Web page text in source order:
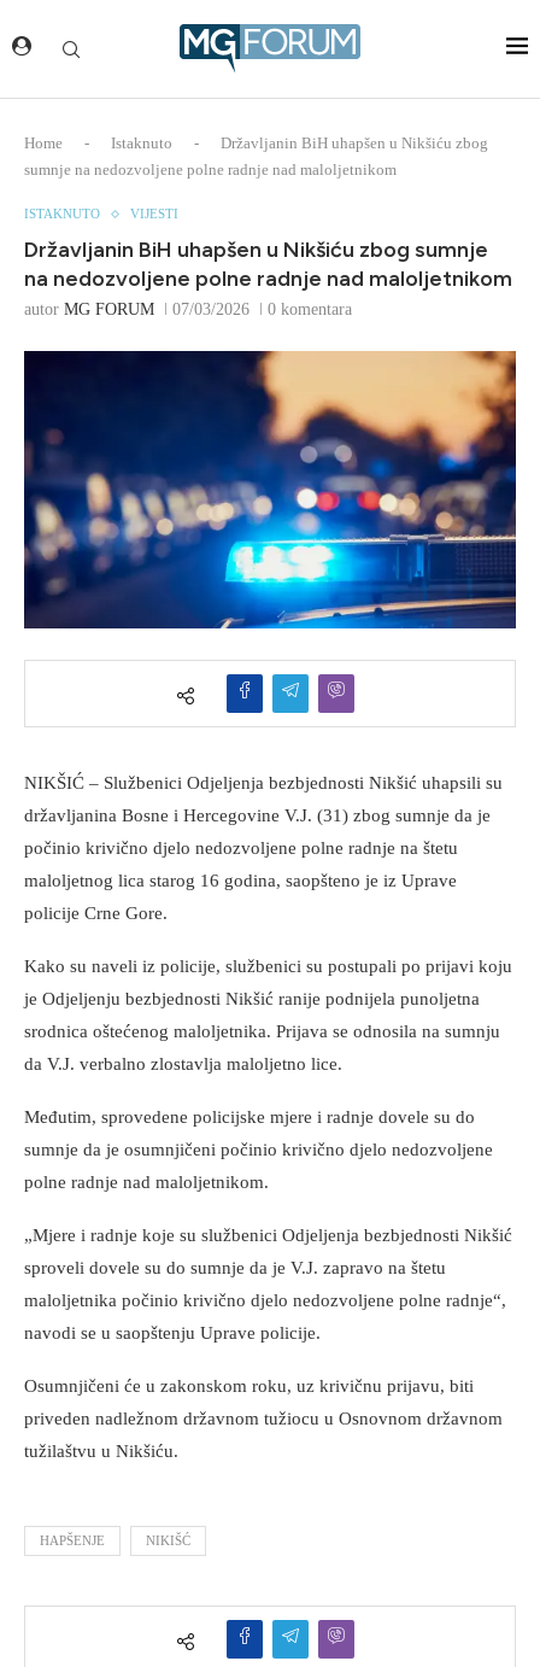
Home - Istaknuto -
Državljanin BiH uhapšen u Nikšiću zbog
sumnje na nedozvoljene polne radnje nad maloljetnikom
ISTAKNUTO VIJESTI
Državljanin BiH uhapšen u Nikšiću zbog sumnje
na nedozvoljene polne radnje nad maloljetnikom
autor MG FORUM 07/03/2026 0 komentara
NIKŠIĆ – Službenici Odjeljenja bezbjednosti Nikšić uhapsili su
državljanina Bosne i Hercegovine V.J. (31) zbog sumnje da je
počinio krivično djelo nedozvoljene polne radnje na štetu
maloljetnog lica starog 16 godina, saopšteno je iz Uprave
policije Crne Gore.
Kako su naveli iz policije, službenici su postupali po prijavi koju
je Odjeljenju bezbjednosti Nikšić ranije podnijela punoljetna
srodnica oštećenog maloljetnika. Prijava se odnosila na sumnju
da V.J. verbalno zlostavlja maloljetno lice.
Međutim, sprovedene policijske mjere i radnje dovele su do
sumnje da je osumnjičeni počinio krivično djelo nedozvoljene
polne radnje nad maloljetnikom.
„Mjere i radnje koje su službenici Odjeljenja bezbjednosti Nikšić
sproveli dovele su do sumnje da je V.J. zapravo na štetu
maloljetnika počinio krivično djelo nedozvoljene polne radnje“,
navodi se u saopštenju Uprave policije.
Osumnjičeni će u zakonskom roku, uz krivičnu prijavu, biti
priveden nadležnom državnom tužiocu u Osnovnom državnom
tužilaštvu u Nikšiću.
HAPŠENJE NIKIŠĆ